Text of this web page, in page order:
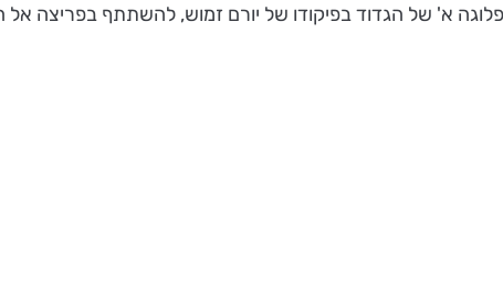
א' של הגדוד בפיקודו של יורם זמוש, להשתתף בפריצה